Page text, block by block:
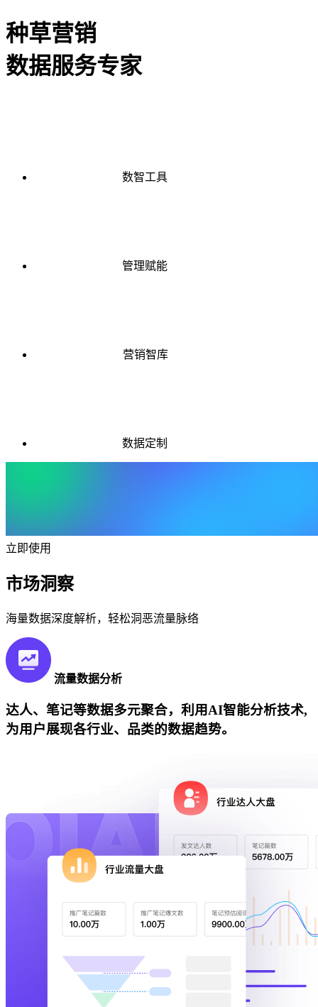
种草营销
数据服务专家
数智工具
管理赋能
营销智库
数据定制
立即使用
市场洞察
海量数据深度解析，轻松洞恶流量脉络
流量数据分析
达人、笔记等数据多元聚合，利用AI智能分析技术,
为用户展现各行业、品类的数据趋势。